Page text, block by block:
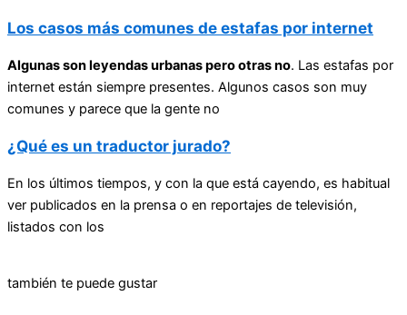
Los casos más comunes de estafas por internet
Algunas son leyendas urbanas pero otras no. Las estafas por
internet están siempre presentes. Algunos casos son muy
comunes y parece que la gente no
¿Qué es un traductor jurado?
En los últimos tiempos, y con la que está cayendo, es habitual
ver publicados en la prensa o en reportajes de televisión,
listados con los
también te puede gustar